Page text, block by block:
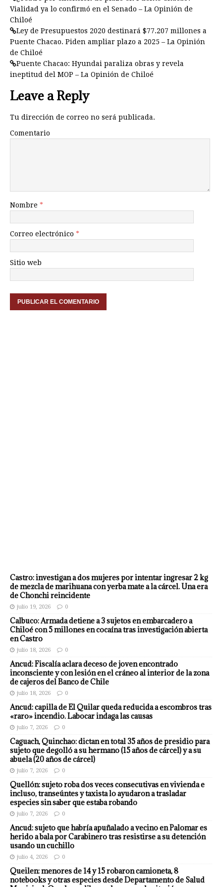
Vialidad ya lo confirmó en el Senado – La Opinión de
Chiloé
Ley de Presupuestos 2020 destinará $77.207 millones a
Puente Chacao. Piden ampliar plazo a 2025 – La Opinión
de Chiloé
Puente Chacao: Hyundai paraliza obras y revela
ineptitud del MOP – La Opinión de Chiloé
Leave a Reply
Tu dirección de correo no será publicada.
Comentario
Nombre *
Correo electrónico *
Sitio web
Castro: investigan a dos mujeres por intentar ingresar 2 kg
de mezcla de marihuana con yerba mate a la cárcel. Una era
de Chonchi reincidente
julio 19, 2026 0
Calbuco: Armada detiene a 3 sujetos en embarcadero a
Chiloé con 5 millones en cocaína tras investigación abierta
en Castro
julio 18, 2026 0
Ancud: Fiscalía aclara deceso de joven encontrado
inconsciente y con lesión en el cráneo al interior de la zona
de cajeros del Banco de Chile
julio 18, 2026 0
Ancud: capilla de El Quilar queda reducida a escombros tras
«raro» incendio. Labocar indaga las causas
julio 7, 2026 0
Caguach, Quinchao: dictan en total 35 años de presidio para
sujeto que degolló a su hermano (15 años de cárcel) y a su
abuela (20 años de cárcel)
julio 7, 2026 0
Quellón: sujeto roba dos veces consecutivas en vivienda e
incluso, transeúntes y taxista lo ayudaron a trasladar
especies sin saber que estaba robando
julio 7, 2026 0
Ancud: sujeto que habría apuñalado a vecino en Palomar es
herido a bala por Carabinero tras resistirse a su detención
usando un cuchillo
julio 4, 2026 0
Queilen: menores de 14 y 15 robaron camioneta, 8
notebooks y otras especies desde Departamento de Salud